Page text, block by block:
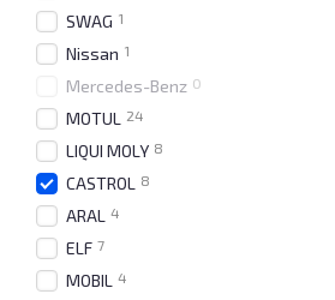
SWAG 1
Nissan 1
Mercedes-Benz 0
MOTUL 24
LIQUI MOLY 8
CASTROL 8
ARAL 4
ELF 7
MOBIL 4